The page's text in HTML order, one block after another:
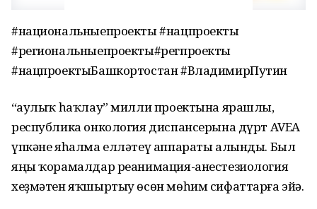
#национальныепроекты #нацпроекты
#региональныепроекты#регпроекты
#нацпроектыБашкортостан #ВладимирПутин
“Һаулыҡ һаҡлау” милли проектына ярашлы,
республика онкология диспансерына дүрт AVEA
үпкәне яһалма елләтеү аппараты алынды. Был
яңы ҡорамалдар реанимация-анестезиология
хеҙмәтен яҡшыртыу өсөн мөһим сифаттарға эйә.